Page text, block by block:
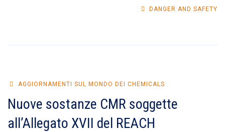
DANGER AND SAFETY
AGGIORNAMENTI SUL MONDO DEI CHEMICALS
Nuove sostanze CMR soggette
all’Allegato XVII del REACH